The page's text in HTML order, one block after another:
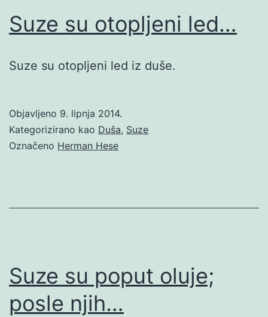
Suze su otopljeni led…
Suze su otopljeni led iz duše.
Objavljeno 9. lipnja 2014.
Kategorizirano kao Duša, Suze
Označeno Herman Hese
Suze su poput oluje;
posle njih…